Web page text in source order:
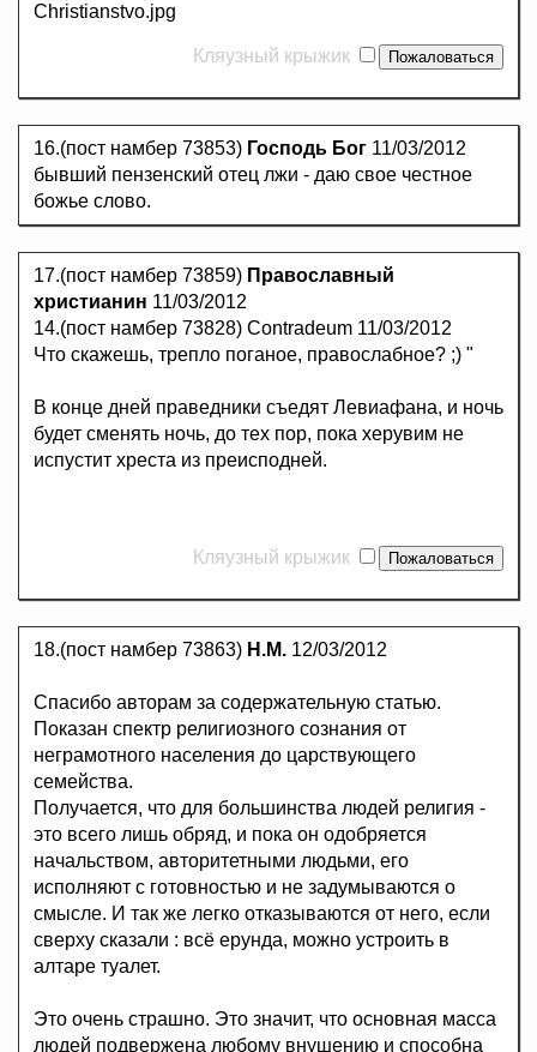
Christianstvo.jpg
Кляузный крыжик
16.(пост намбер 73853) Господь Бог 11/03/2012
бывший пензенский отец лжи - даю свое честное
божье слово.
17.(пост намбер 73859) Православный
христианин 11/03/2012
14.(пост намбер 73828) Contradeum 11/03/2012
Что скажешь, трепло поганое, правослабное? ;) "
В конце дней праведники съедят Левиафана, и ночь
будет сменять ночь, до тех пор, пока херувим не
испустит хреста из преисподней.
Кляузный крыжик
18.(пост намбер 73863) Н.М. 12/03/2012
Спасибо авторам за содержательную статью.
Показан спектр религиозного сознания от
неграмотного населения до царствующего
семейства.
Получается, что для большинства людей религия -
это всего лишь обряд, и пока он одобряется
начальством, авторитетными людьми, его
исполняют с готовностью и не задумываются о
смысле. И так же легко отказываются от него, если
сверху сказали : всё ерунда, можно устроить в
алтаре туалет.
Это очень страшно. Это значит, что основная масса
людей подвержена любому внушению и способна